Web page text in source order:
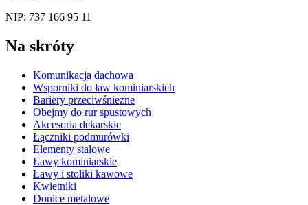
NIP: 737 166 95 11
Na skróty
Komunikacja dachowa
Wsporniki do ław kominiarskich
Bariery przeciwśnieżne
Obejmy do rur spustowych
Akcesoria dekarskie
Łączniki podmurówki
Elementy stalowe
Ławy kominiarskie
Ławy i stoliki kawowe
Kwietniki
Donice metalowe